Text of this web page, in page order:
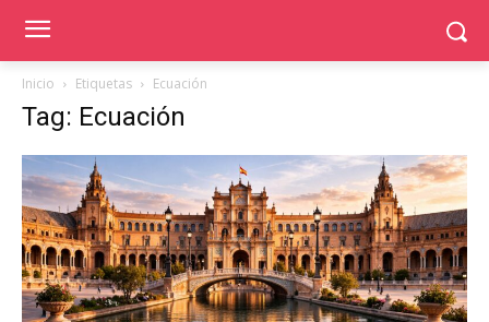
Inicio Etiquetas Ecuación
Tag: Ecuación